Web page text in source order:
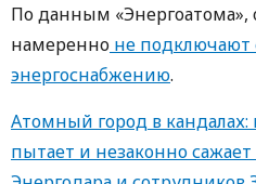
По данным «Энергоатома»,
намеренно не подключают
энергоснабжению.
Атомный город в кандалах:
пытает и незаконно